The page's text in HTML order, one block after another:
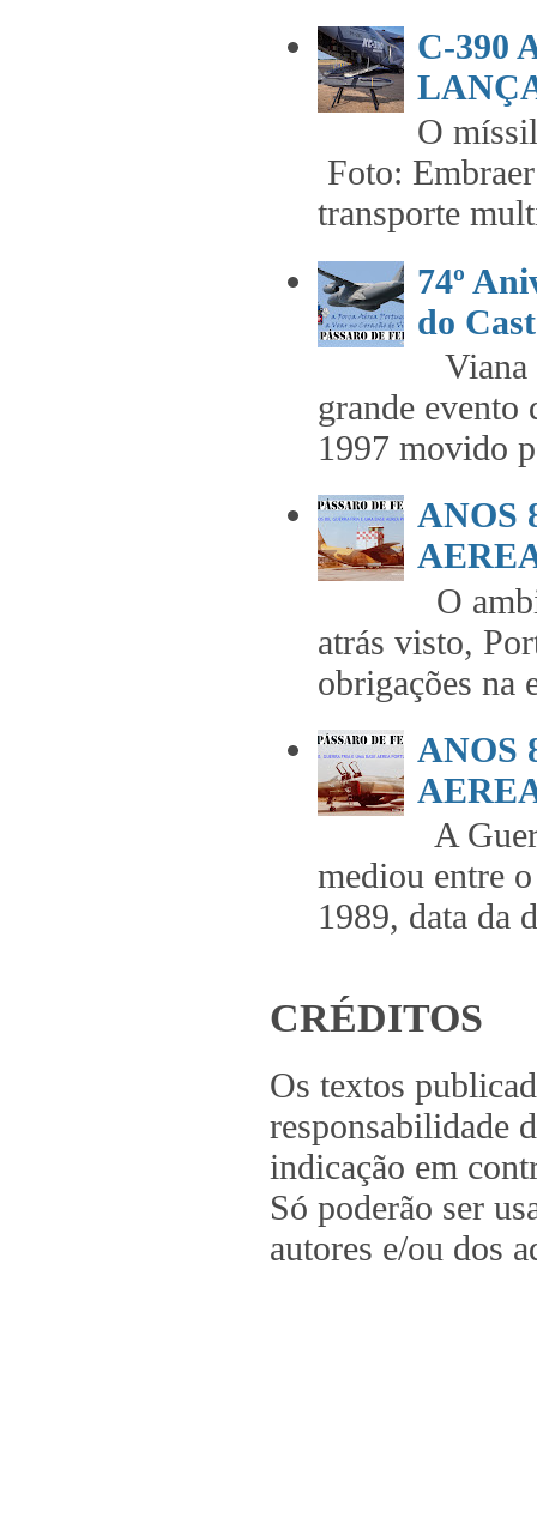
C-390
O
Foto:
transporte
74º
do
Viana
grande evento
1997 movido
ANOS
O
atrás visto,
obrigações na
ANOS
A
mediou entre
1989, data da
CRÉDITOS
Os textos
responsabilidade
indicação em
Só poderão ser
autores e/ou dos